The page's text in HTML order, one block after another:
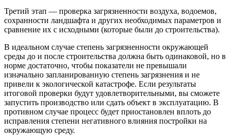
Третий этап — проверка загрязненности воздуха, водоемов,
сохранности ландшафта и других необходимых параметров и
сравнение их с исходными (которые были до строительства).
В идеальном случае степень загрязненности окружающей
среды до и после строительства должна быть одинаковой, но в
норме достаточно, чтобы показатели не превышали
изначально запланированную степень загрязнения и не
привели к экологической катастрофе. Если результаты
итоговой проверки будут удовлетворительными, вы сможете
запустить производство или сдать объект в эксплуатацию. В
противном случае процесс будет приостановлен вплоть до
исправления степени негативного влияния постройки на
окружающую среду.